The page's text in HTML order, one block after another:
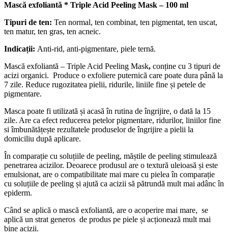
Mască exfoliantă * Triple Acid Peeling Mask – 100 ml
Tipuri de ten: Ten normal, ten combinat, ten pigmentat, ten uscat,
ten matur, ten gras, ten acneic.
Indicații: Anti-rid, anti-pigmentare, piele ternă.
Mască exfoliantă – Triple Acid Peeling Mask, conține cu 3 tipuri de
acizi organici. Produce o exfoliere puternică care poate dura până la
7 zile. Reduce rugozitatea pielii, ridurile, liniile fine și petele de
pigmentare.
Masca poate fi utilizată și acasă în rutina de îngrijire, o dată la 15
zile. Are ca efect reducerea petelor pigmentare, ridurilor, liniilor fine
si îmbunătățește rezultatele produselor de îngrijire a pielii la
domiciliu după aplicare.
În comparație cu soluțiile de peeling, măștile de peeling stimulează
penetrarea acizilor. Deoarece produsul are o textură uleioasă și este
emulsionat, are o compatibilitate mai mare cu pielea în comparație
cu soluțiile de peeling și ajută ca acizii să pătrundă mult mai adânc în
epiderm.
Când se aplică o mască exfoliantă, are o acoperire mai mare, se
aplică un strat generos de produs pe piele și acționează mult mai
bine acizii.